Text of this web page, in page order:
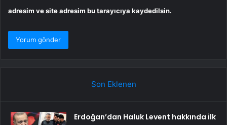
adresim ve site adresim bu tarayıcıya kaydedilsin.
Son Eklenen
Erdoğan’dan Haluk Levent hakkında ilk